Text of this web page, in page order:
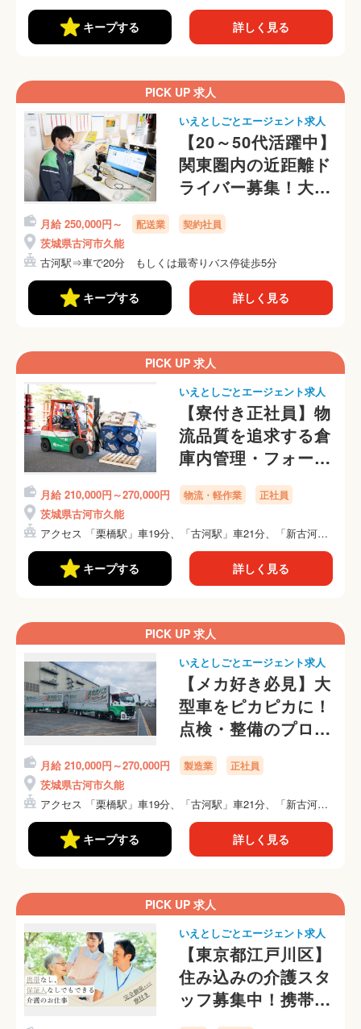
キープする 詳しく見る
PICK UP 求人
いえとしごとエージェント求人
【20～50代活躍中】
関東圏内の近距離ド
ライバー募集！大手
グループならではの
教育体制でステップ
アップ！
月給 250,000円～ 配送業 契約社員
茨城県古河市久能
古河駅⇒車で20分 もしくは最寄りバス停徒歩5分
キープする 詳しく見る
PICK UP 求人
いえとしごとエージェント求人
【寮付き正社員】物
流品質を追求する倉
庫内管理・フォーク
リフト作業スタッフ
月給 210,000円～270,000円 物流・軽作業 正社員
茨城県古河市久能
アクセス 「栗橋駅」車19分、「古河駅」車21分、「新古河
駅...
キープする 詳しく見る
PICK UP 求人
いえとしごとエージェント求人
【メカ好き必見】大
型車をピカピカに！
点検・整備のプロを
目指しませんか？
月給 210,000円～270,000円 製造業 正社員
茨城県古河市久能
アクセス 「栗橋駅」車19分、「古河駅」車21分、「新古河
駅...
キープする 詳しく見る
PICK UP 求人
いえとしごとエージェント求人
【東京都江戸川区】
住み込みの介護スタ
ッフ募集中！携帯な
しOKです